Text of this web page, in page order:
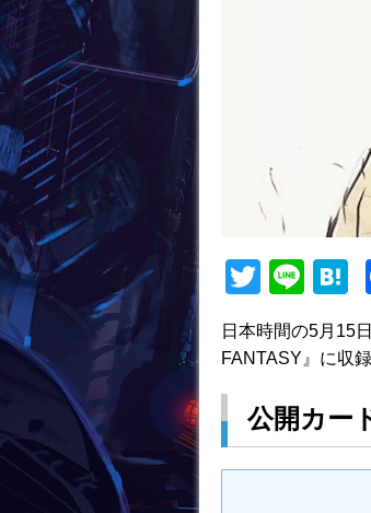
T
w
itt
Li
e
e
a
日本時間の5月15
FANTASY』に収
公開カー